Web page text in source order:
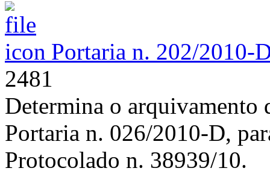
Portaria n. 202/2010-
2481
Determina o arquivamento
Portaria n. 026/2010-D,
Protocolado n. 38939/10.